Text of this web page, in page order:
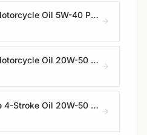
MPM 4-Stroke Motorcycle Oil 5W-40 Premium Synthetic Ester
MPM 4-Stroke Motorcycle Oil 20W-50 Premium Synthetic
MPM Motorcycle 4-Stroke Oil 20W-50 Premium Synthetic